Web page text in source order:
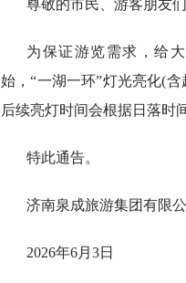
尊敬的市民、游客朋友们
为保证游览需求，给
始，“一湖一环”灯光亮化(含
后续亮灯时间会根据日落时
特此通告。
济南泉成旅游集团有限
2026年6月3日